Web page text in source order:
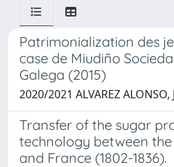
Patrimonialization des
case de Miudiño
Galega (2015)
2020/2021 ALVAREZ ALONSO,
Transfer of the sugar
technology between
and France (1802-1836).